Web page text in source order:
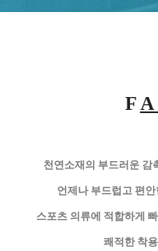
F A
천연소재의 부드러운 감
언제나 부드럽고 편
스포츠 의류에 적합하게
쾌적한 착